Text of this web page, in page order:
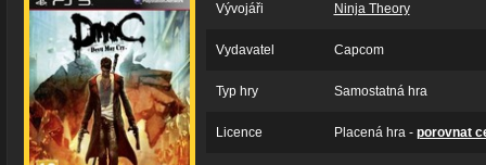
Vývojáři Ninja Theory
Vydavatel Capcom
Typ hry Samostatná hra
Licence Placená hra - porovnat